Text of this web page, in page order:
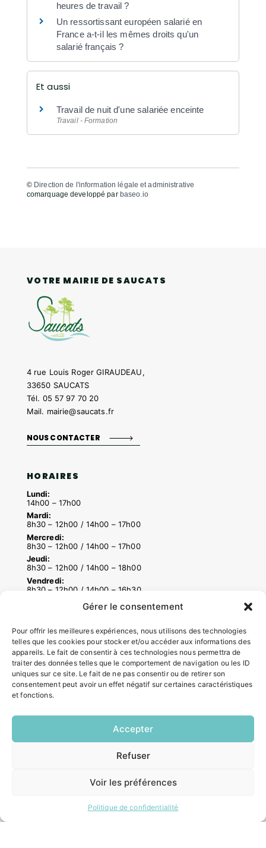
Gérer le consentement
Pour offrir les meilleures expériences, nous utilisons des technologies
telles que les cookies pour stocker et/ou accéder aux informations des
appareils. Le fait de consentir à ces technologies nous permettra de
traiter des données telles que le comportement de navigation ou les ID
uniques sur ce site. Le fait de ne pas consentir ou de retirer son
consentement peut avoir un effet négatif sur certaines caractéristiques
et fonctions.
Accepter
Refuser
Voir les préférences
Politique de confidentialité
heures de travail ?
Un ressortissant européen salarié en
France a-t-il les mêmes droits qu'un
salarié français ?
Et aussi
Travail de nuit d'une salariée enceinte
Travail - Formation
© Direction de l'information légale et administrative
comarquage developpé par baseo.io
VOTRE MAIRIE DE SAUCATS
4 rue Louis Roger GIRAUDEAU,
33650 SAUCATS
Tél. 05 57 97 70 20
Mail. mairie@saucats.fr
NOUS CONTACTER
HORAIRES
Lundi:
14h00 – 17h00
Mardi:
8h30 – 12h00 / 14h00 – 17h00
Mercredi:
8h30 – 12h00 / 14h00 – 17h00
Jeudi:
8h30 – 12h00 / 14h00 – 18h00
Vendredi:
8h30 – 12h00 / 14h00 – 16h30
ACCÉS RAPIDES
Contacter la mairie
Pôle santé
Le Saucatais
Formalités administratives
Restauration scolaire
INFORMATIONS LÉGALES
Politique de confidentialité